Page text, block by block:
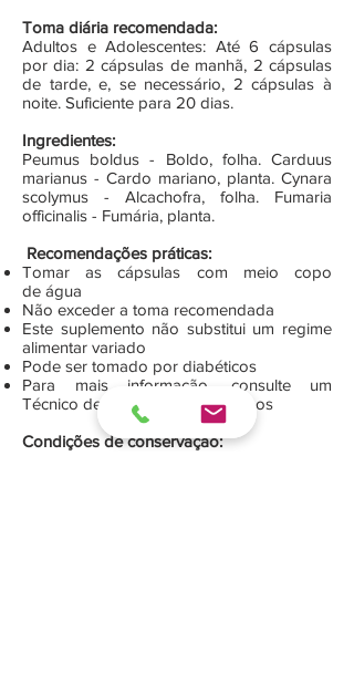
Toma diária recomendada:
Adultos e Adolescentes: Até 6 cápsulas
por dia: 2 cápsulas de manhã, 2 cápsulas
de tarde, e, se necessário, 2 cápsulas à
noite. Suficiente para 20 dias.
Ingredientes:
Peumus boldus - Boldo, folha. Carduus
marianus - Cardo mariano, planta. Cynara
scolymus - Alcachofra, folha. Fumaria
officinalis - Fumária, planta.
Recomendações práticas:
Tomar as cápsulas com meio copo
de água
Não exceder a toma recomendada
Este suplemento não substitui um regime
alimentar variado
Pode ser tomado por diabéticos
Para mais informação, consulte um
Técnico de Saúde ou contacte-nos
Condições de conservação: